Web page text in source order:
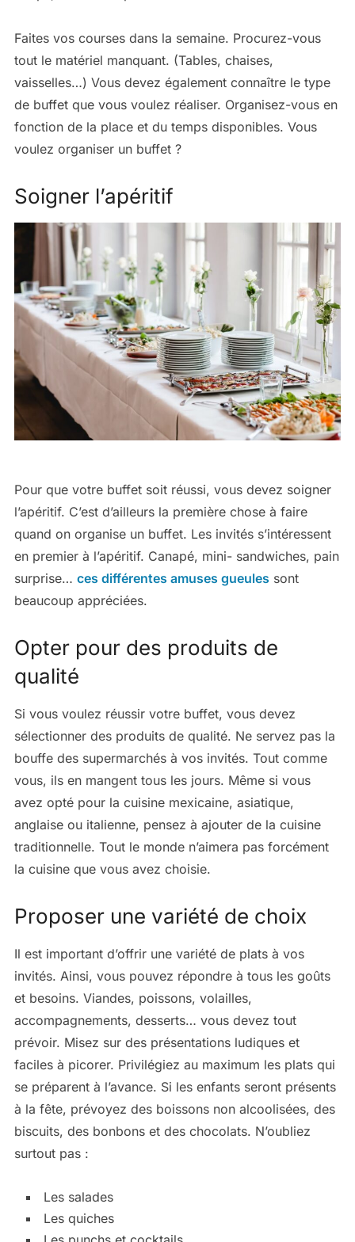
Faites vos courses dans la semaine. Procurez-vous
tout le matériel manquant. (Tables, chaises,
vaisselles…) Vous devez également connaître le type
de buffet que vous voulez réaliser. Organisez-vous en
fonction de la place et du temps disponibles. Vous
voulez organiser un buffet ?
Soigner l’apéritif
Pour que votre buffet soit réussi, vous devez soigner
l’apéritif. C’est d’ailleurs la première chose à faire
quand on organise un buffet. Les invités s’intéressent
en premier à l’apéritif. Canapé, mini- sandwiches, pain
surprise… ces différentes amuses gueules sont
beaucoup appréciées.
Opter pour des produits de
qualité
Si vous voulez réussir votre buffet, vous devez
sélectionner des produits de qualité. Ne servez pas la
bouffe des supermarchés à vos invités. Tout comme
vous, ils en mangent tous les jours. Même si vous
avez opté pour la cuisine mexicaine, asiatique,
anglaise ou italienne, pensez à ajouter de la cuisine
traditionnelle. Tout le monde n’aimera pas forcément
la cuisine que vous avez choisie.
Proposer une variété de choix
Il est important d’offrir une variété de plats à vos
invités. Ainsi, vous pouvez répondre à tous les goûts
et besoins. Viandes, poissons, volailles,
accompagnements, desserts… vous devez tout
prévoir. Misez sur des présentations ludiques et
faciles à picorer. Privilégiez au maximum les plats qui
se préparent à l’avance. Si les enfants seront présents
à la fête, prévoyez des boissons non alcoolisées, des
biscuits, des bonbons et des chocolats. N’oubliez
surtout pas :
Les salades
Les quiches